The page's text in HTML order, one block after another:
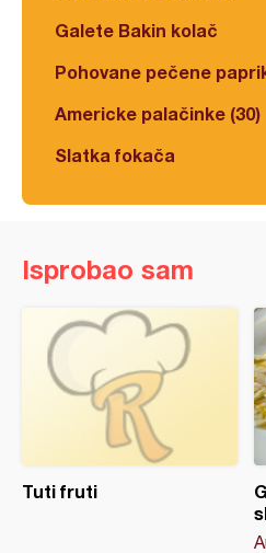
Galete Bakin kolač
Pohovane pečene
Americke palačinke (30)
Slatka fokača
Isprobao sam
Tuti fruti